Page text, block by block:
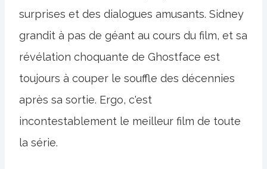
surprises et des dialogues amusants. Sidney
grandit à pas de géant au cours du film, et sa
révélation choquante de Ghostface est
toujours à couper le souffle des décennies
après sa sortie. Ergo, c'est
incontestablement le meilleur film de toute
la série.